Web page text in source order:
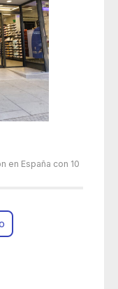
en España con 10